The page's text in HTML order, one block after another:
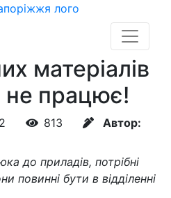
матеріалів
не працює!
813
Автор:
до приладів, потрібні
повинні бути в відділенні